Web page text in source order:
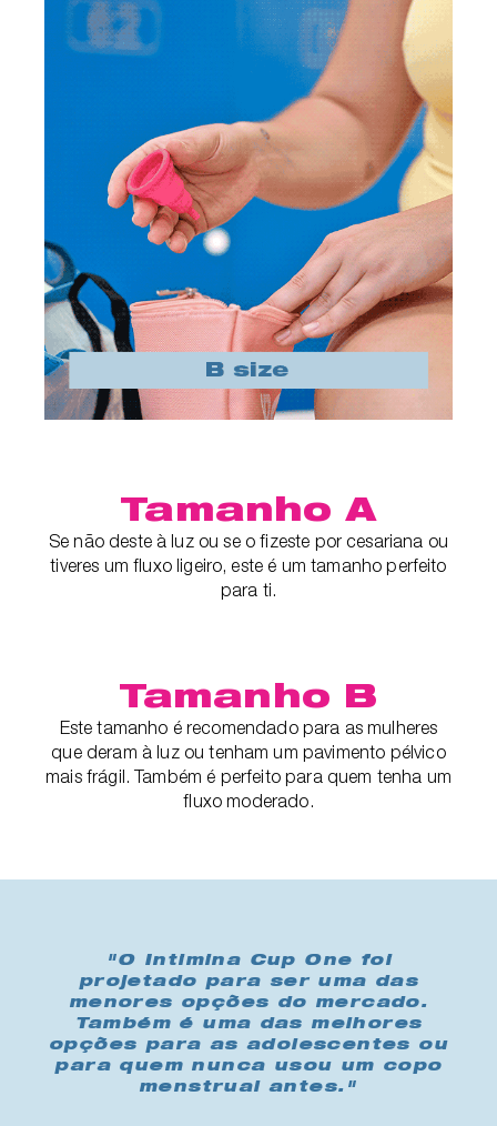
Tamanho A
Se não deste à luz ou se o fizeste por cesariana ou
tiveres um fluxo ligeiro, este é um tamanho perfeito
para ti.
Tamanho B
Este tamanho é recomendado para as mulheres
que deram à luz ou tenham um pavimento pélvico
mais frágil. Também é perfeito para quem tenha um
fluxo moderado.
"O Intimina Cup One foi
projetado para ser uma das
menores opções do mercado.
Também é uma das melhores
opções para as adolescentes ou
para quem nunca usou um copo
menstrual antes."